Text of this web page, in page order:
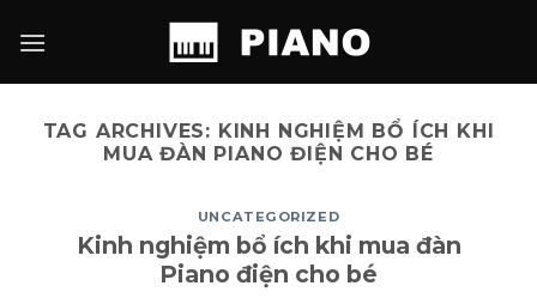
TAG ARCHIVES: KINH NGHIỆM BỔ ÍCH KHI
MUA ĐÀN PIANO ĐIỆN CHO BÉ
UNCATEGORIZED
Kinh nghiệm bổ ích khi mua đàn
Piano điện cho bé